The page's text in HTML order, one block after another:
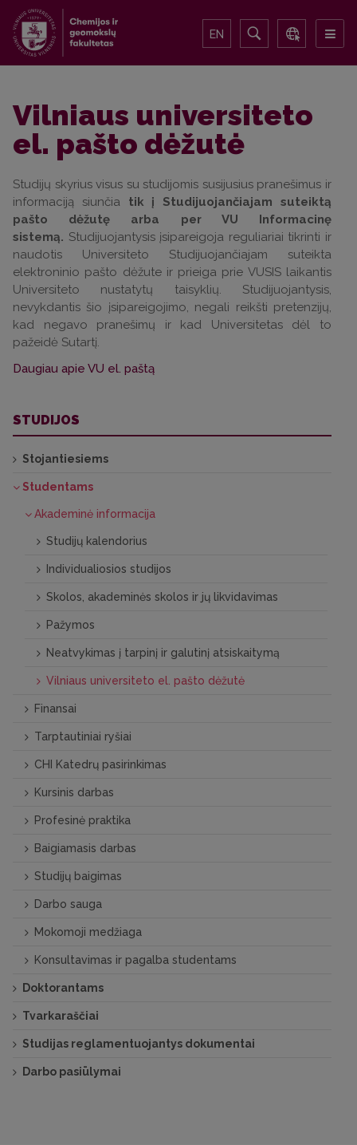
EN
Vilniaus universiteto
el. pašto dėžutė
Studijų skyrius visus su studijomis susijusius pranešimus ir
informaciją siunčia tik į Studijuojančiajam suteiktą
pašto dėžutę arba per VU Informacinę
sistemą. Studijuojantysis įsipareigoja reguliariai tikrinti ir
naudotis Universiteto Studijuojančiajam suteikta
elektroninio pašto dėžute ir prieiga prie VUSIS laikantis
Universiteto nustatytų taisyklių. Studijuojantysis,
nevykdantis šio įsipareigojimo, negali reikšti pretenzijų,
kad negavo pranešimų ir kad Universitetas dėl to
pažeidė Sutartį.
Daugiau apie VU el. paštą
STUDIJOS
Stojantiesiems
Studentams
Akademinė informacija
Studijų kalendorius
Individualiosios studijos
Skolos, akademinės skolos ir jų likvidavimas
Pažymos
Neatvykimas į tarpinį ir galutinį atsiskaitymą
Vilniaus universiteto el. pašto dėžutė
Finansai
Tarptautiniai ryšiai
CHI Katedrų pasirinkimas
Kursinis darbas
Profesinė praktika
Baigiamasis darbas
Studijų baigimas
Darbo sauga
Mokomoji medžiaga
Konsultavimas ir pagalba studentams
Doktorantams
Tvarkaraščiai
Studijas reglamentuojantys dokumentai
Darbo pasiūlymai